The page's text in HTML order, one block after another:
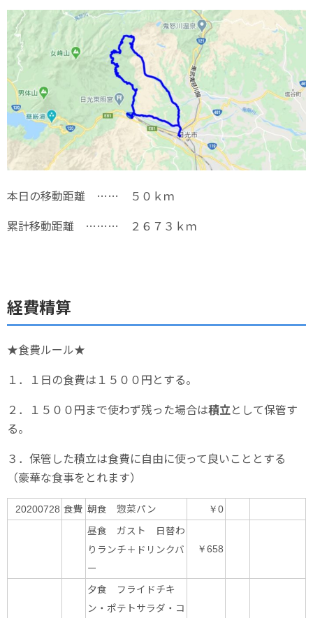
本日の移動距離 …… ５０ｋｍ
累計移動距離 ……… ２６７３ｋｍ
経費精算
★食費ルール★
１．１日の食費は１５００円とする。
２．１５００円まで使わず残った場合は積立として保管す
る。
３．保管した積立は食費に自由に使って良いこととする
（豪華な食事をとれます）
20200728 食費 朝食 惣菜パン ￥0
昼食 ガスト 日替わ
りランチ＋ドリンクバ
ー
￥658
夕食 フライドチキ
ン・ポテトサラダ・コ